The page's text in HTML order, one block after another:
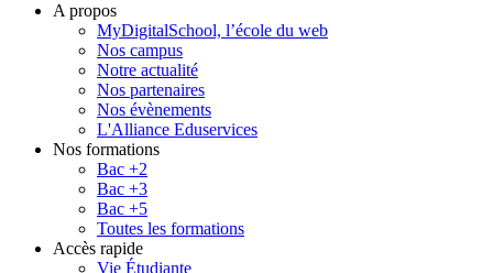
A propos
MyDigitalSchool, l’école du web
Nos campus
Notre actualité
Nos partenaires
Nos évènements
L'Alliance Eduservices
Nos formations
Bac +2
Bac +3
Bac +5
Toutes les formations
Accès rapide
Vie Étudiante